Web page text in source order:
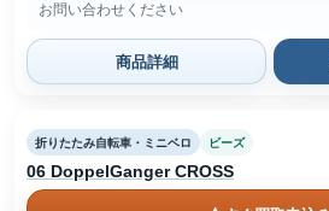
お問い合わせください
商品詳細
折りたたみ自転車・ミニベロ ビーズ
06 DoppelGanger CROSS